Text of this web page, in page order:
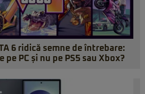
6 ridică semne de întrebare:
PC și nu pe PS5 sau Xbox?